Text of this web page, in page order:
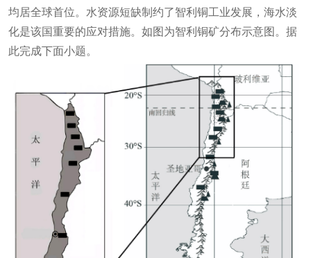
均居全球首位。水资源短缺制约了智利铜工业发展，海水淡
化是该国重要的应对措施。如图为智利铜矿分布示意图 。据
此完成下面小题。